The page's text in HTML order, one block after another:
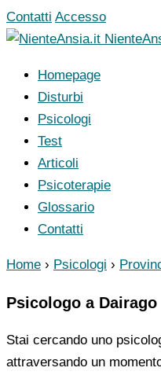
Vai
al
Contatti Accesso
Homepage
Disturbi
Psicologi
Test
Articoli
Psicoterapie
Glossario
Contatti
Home › Psicologi ›
Psicologo a Dairago
Stai cercando uno
attraversando un